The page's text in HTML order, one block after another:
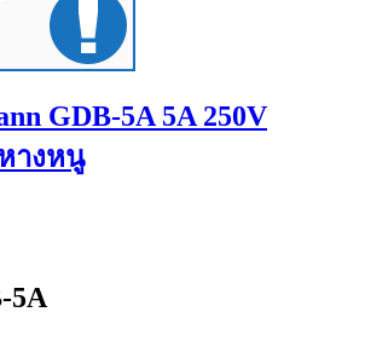
GDB-5A 5A 250V
างหนู
5A